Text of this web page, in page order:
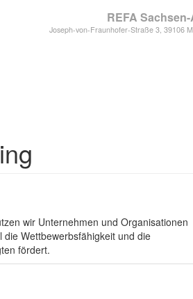
REFA
Joseph-von-Fraunhofer-Straße 3, 39106
wir Unternehmen und Organisationen
Wettbewerbsfähigkeit und die
fördert.